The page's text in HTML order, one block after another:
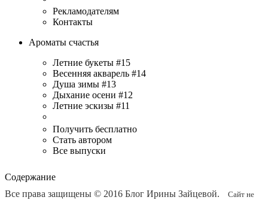
Рекламодателям
Контакты
Ароматы счастья
Летние букеты #15
Весенняя акварель #14
Душа зимы #13
Дыхание осени #12
Летние эскизы #11
Получить бесплатно
Стать автором
Все выпуски
Содержание
Все права защищены © 2016 Блог Ирины Зайцевой. Сайт не